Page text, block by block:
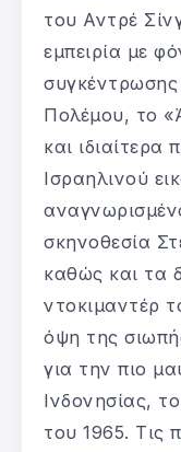
του Αντρέ
εμπειρία με
Πολέμου, το
και
Iσραηλινού
σκηνοθεσία
καθώς και τα
ντοκιμαντέρ
όψη της
για την πιο
Ινδονησίας,
του 1965. Τις